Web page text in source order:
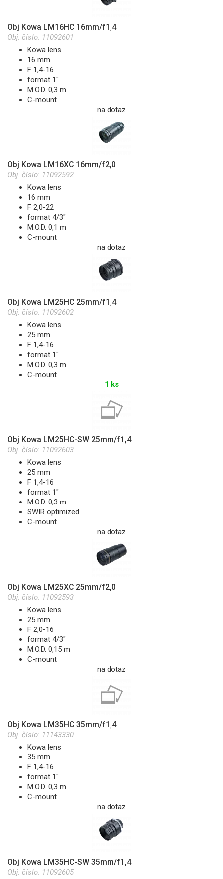
Obj Kowa LM16HC 16mm/f1,4
Obj. číslo: 11092601
Kowa lens
16 mm
F 1,4-16
format 1"
M.O.D. 0,3 m
C-mount
na dotaz
Obj Kowa LM16XC 16mm/f2,0
Obj. číslo: 11092592
Kowa lens
16 mm
F 2,0-22
format 4/3"
M.O.D. 0,1 m
C-mount
na dotaz
Obj Kowa LM25HC 25mm/f1,4
Obj. číslo: 11092602
Kowa lens
25 mm
F 1,4-16
format 1"
M.O.D. 0,3 m
C-mount
1 ks
Obj Kowa LM25HC-SW 25mm/f1,4
Obj. číslo: 11092603
Kowa lens
25 mm
F 1,4-16
format 1"
M.O.D. 0,3 m
SWIR optimized
C-mount
na dotaz
Obj Kowa LM25XC 25mm/f2,0
Obj. číslo: 11092593
Kowa lens
25 mm
F 2,0-16
format 4/3"
M.O.D. 0,15 m
C-mount
na dotaz
Obj Kowa LM35HC 35mm/f1,4
Obj. číslo: 11143330
Kowa lens
35 mm
F 1,4-16
format 1"
M.O.D. 0,3 m
C-mount
na dotaz
Obj Kowa LM35HC-SW 35mm/f1,4
Obj. číslo: 11092605